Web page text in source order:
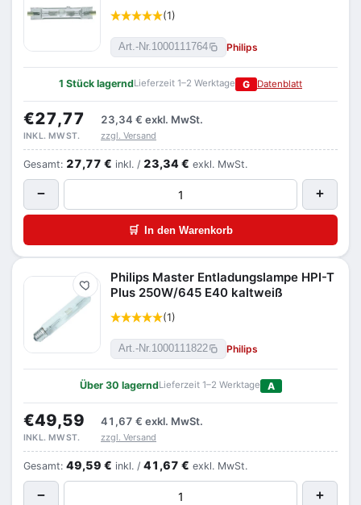
(1)
Art.-Nr.1000111764 Philips
1 Stück lagerndLieferzeit 1–2 Werktage G Datenblatt
€27,77 23,34 € exkl. MwSt.
INKL. MWST. zzgl. Versand
Gesamt: 27,77 € inkl. / 23,34 € exkl. MwSt.
− +
🛒 In den Warenkorb
Merken
Philips Master Entladungslampe HPI-T
Plus 250W/645 E40 kaltweiß
(1)
Art.-Nr.1000111822 Philips
Über 30 lagerndLieferzeit 1–2 Werktage A
€49,59 41,67 € exkl. MwSt.
INKL. MWST. zzgl. Versand
Gesamt: 49,59 € inkl. / 41,67 € exkl. MwSt.
− +